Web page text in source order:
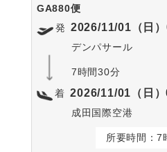
GA880便
発 2026/11/01（日
デンパサール
7時間30分
着 2026/11/01（日
成田国際空港
所要時間：7